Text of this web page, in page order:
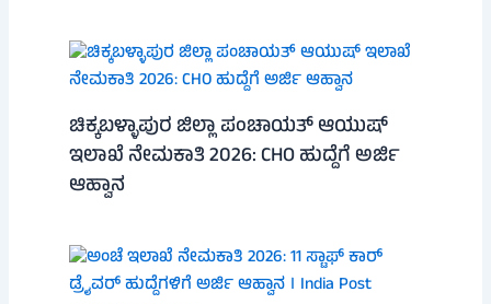
ಚಿಕ್ಕಬಳ್ಳಾಪುರ ಜಿಲ್ಲಾ ಪಂಚಾಯತ್ ಆಯುಷ್
ಇಲಾಖೆ ನೇಮಕಾತಿ 2026: CHO ಹುದ್ದೆಗೆ ಅರ್ಜಿ
ಆಹ್ವಾನ